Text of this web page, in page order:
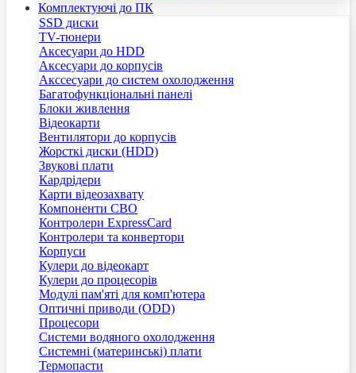
Комплектуючі до ПК
SSD диски
TV-тюнери
Аксесуари до HDD
Аксесуари до корпусів
Акссесуари до систем охолодження
Багатофункціональні панелі
Блоки живлення
Відеокарти
Вентилятори до корпусів
Жорсткі диски (HDD)
Звукові плати
Кардрідери
Карти відеозахвату
Компоненти СВО
Контролери ExpressCard
Контролери та конвертори
Корпуси
Кулери до відеокарт
Кулери до процесорів
Модулі пам'яті для комп'ютера
Оптичні приводи (ODD)
Процесори
Системи водяного охолодження
Системні (материнські) плати
Термопасти